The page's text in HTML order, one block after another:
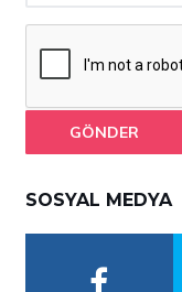
GÖNDER
SOSYAL MEDYA